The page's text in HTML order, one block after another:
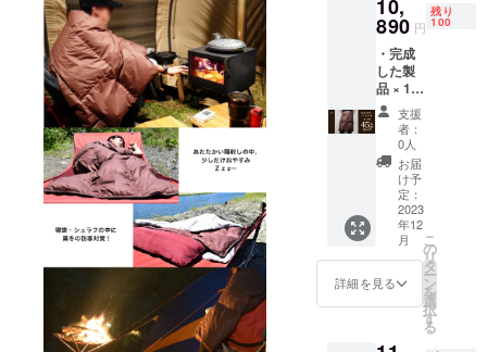
ワイト
ダウン
90％
フェ
ザー
10％・
150ｇ
サイ
ズ：
150cm
×75cm
ラー：
ブラウ
ン ※
クッ
10,
890 円
残り
100
・完成
した製
品 × 1枚
［一般
販売予
定価格
19,800
円の
45%OF
UDL.ダ
ウンブ
ラン
ケット
×1枚 充
填物：
UD.LEG
支援
者：
0人
お届
け予
定：
2023
年12
月
詳細を見る
こ
の
リ
タ
ー
ン
を
選
択
す
る